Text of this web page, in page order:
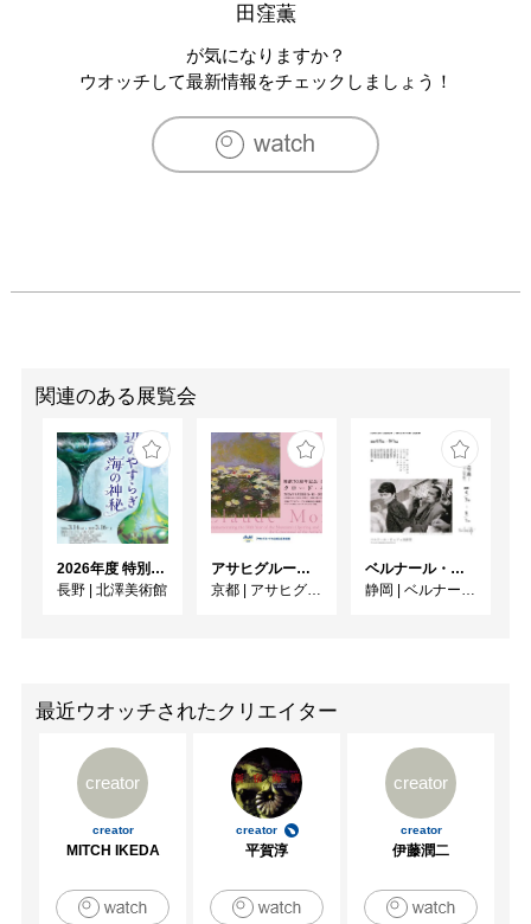
田窪薫
が気になりますか？
ウオッチして最新情報をチェックしましょう！
関連のある展覧会
2026年度 特別展「ガレとドーム、アール･ヌーヴォーのガラス 水辺のやすらぎ、海の神秘」
長野 | 北澤美術館
アサヒグループ大山崎山荘美術館 開館30周年記念展「没後100年 クロード・モネ」
京都 | アサヒグループ大山崎山荘美術館
ベルナール・ビュフェと写真 ーカメラがとらえたビュフェとその時代、そして21 世紀へ
静岡 | ベルナール・ビュフェ美術館
最近ウオッチされたクリエイター
creator
creator
MITCH IKEDA
creator
平賀淳
creator
creator
伊藤潤二